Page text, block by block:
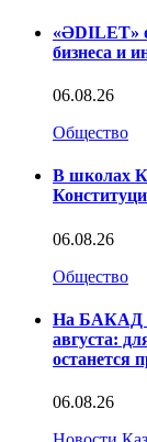
«ӘDILET»
бизнеса и
06.08.26
Общество
В школах
06.08.26
Общество
На БАКАД
августа:
останется
06.08.26